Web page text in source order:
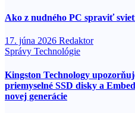
Ako z nudného PC spraviť
17. júna 2026 Redaktor
Správy Technológie
Kingston Technology
priemyselné SSD disky a
novej generácie